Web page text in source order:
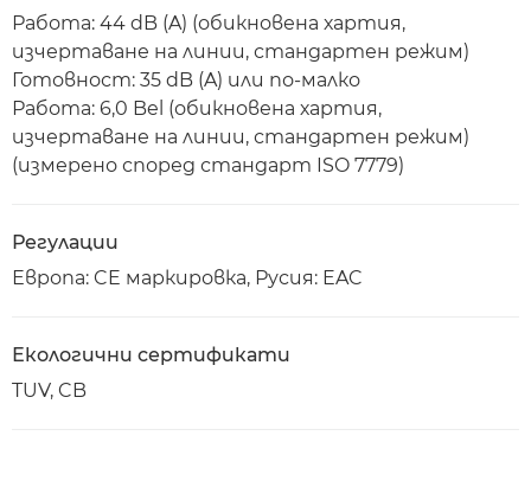
Работа: 44 dB (A) (обикновена хартия,
изчертаване на линии, стандартен режим)
Готовност: 35 dB (A) или по-малко
Работа: 6,0 Bel (обикновена хартия,
изчертаване на линии, стандартен режим)
(измерено според стандарт ISO 7779)
Регулации
Европа: CE маркировка, Русия: EAC
Екологични сертификати
TUV, CB